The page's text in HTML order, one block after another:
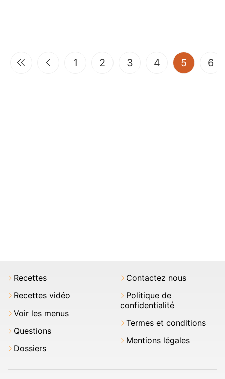
1 2 3 4 5 6
Recettes
Recettes vidéo
Voir les menus
Questions
Dossiers
Contactez nous
Politique de
confidentialité
Termes et conditions
Mentions légales